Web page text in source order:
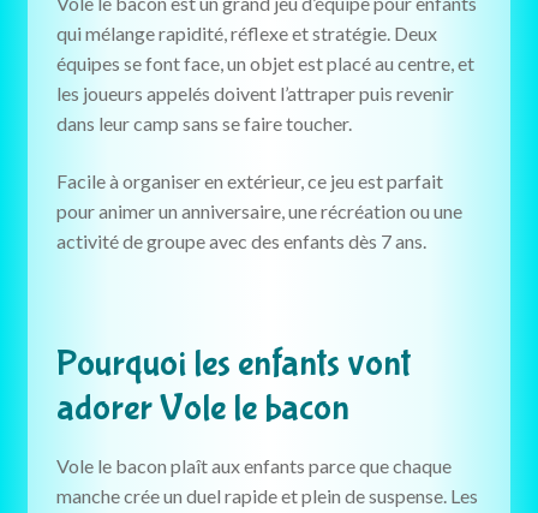
qui mélange rapidité, réflexe et stratégie. Deux
équipes se font face, un objet est placé au centre, et
les joueurs appelés doivent l’attraper puis revenir
dans leur camp sans se faire toucher.
Facile à organiser en extérieur, ce jeu est parfait
pour animer un anniversaire, une récréation ou une
activité de groupe avec des enfants dès 7 ans.
Pourquoi les enfants vont
adorer Vole le bacon
Vole le bacon plaît aux enfants parce que chaque
manche crée un duel rapide et plein de suspense. Les